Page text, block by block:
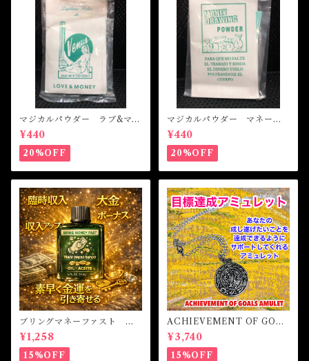
マジカルパウダー ラブ&マネ
ー Magical Powder LOVE
&MONEY
¥440
20%OFF
マジカルパウダー マネード
ローイング Magical Powde
r MONEY DRAWING
¥440
20%OFF
ブリングマネーファスト マ
ジカルオイル・魔女オイル B
RING MONEY FAST Magi
cal Oil
¥1,258
15%OFF
ACHIEVEMENT OF GOAL
S AMULET -あなたを目標達
成へと導くアミュレット-
¥3,740
15%OFF